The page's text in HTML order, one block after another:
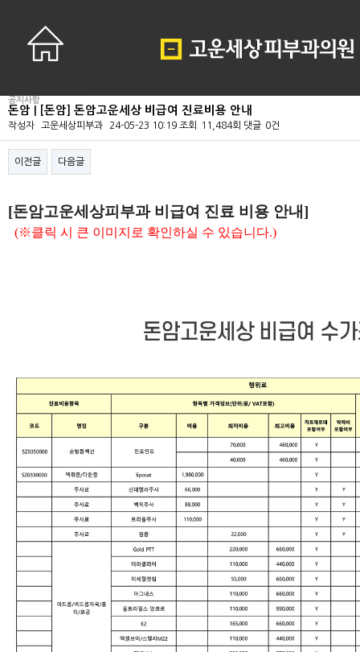
공지사항
돈암 | [돈암] 돈암고운세상 비급여 진료비용 안내
작성자 고운세상피부과 24-05-23 10:19 조회 11,484회 댓글 0건
이전글 다음글
[돈암고운세상피부과 비급여 진료 비용 안내]
(※클릭 시 큰 이미지로 확인하실 수 있습니다.)